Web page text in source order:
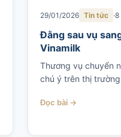
29/01/2026 Tin tức 8
Đằng sau vụ
Vinamilk
Thương vụ chuyển
chú ý trên thị
Đọc bài →